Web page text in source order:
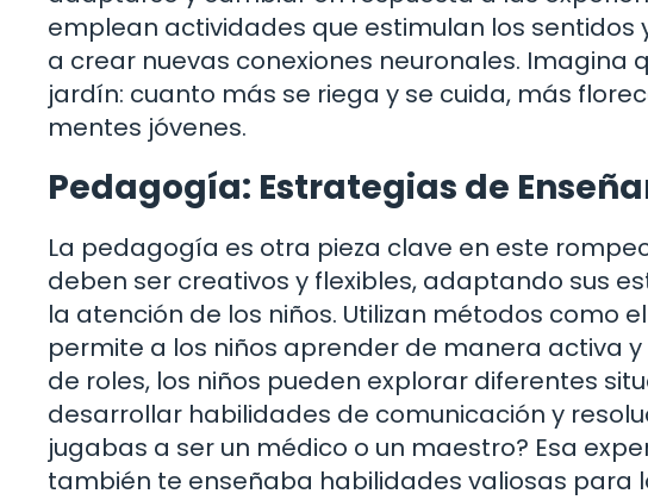
emplean actividades que estimulan los sentidos
a crear nuevas conexiones neuronales. Imagina
jardín: cuanto más se riega y se cuida, más
mentes jóvenes.
Pedagogía: Estrategias de
La pedagogía es otra pieza clave en este
deben ser creativos y flexibles, adaptando sus
la atención de los niños. Utilizan métodos como
permite a los niños aprender de manera activa
de roles, los niños pueden explorar diferentes
desarrollar habilidades de comunicación y
jugabas a ser un médico o un maestro? Esa
también te enseñaba habilidades valiosas para